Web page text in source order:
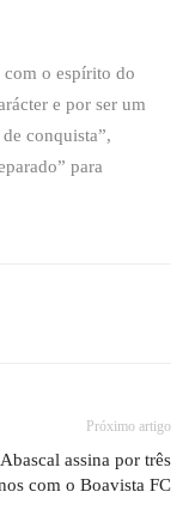
o espírito do
e por ser um
conquista”,
para
Próximo artigo
assina por três
com o Boavista FC